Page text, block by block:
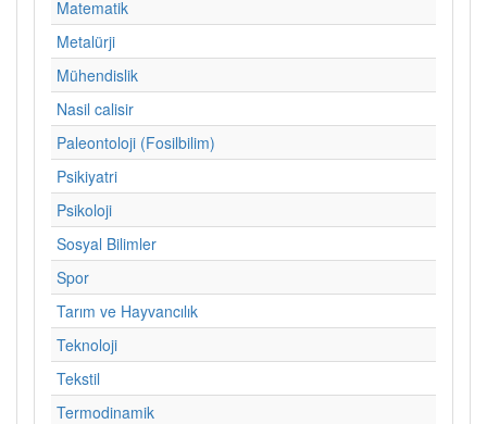
Matematik
Metalürji
Mühendislik
Nasil calisir
Paleontoloji (Fosilbilim)
Psikiyatri
Psikoloji
Sosyal Bilimler
Spor
Tarım ve Hayvancılık
Teknoloji
Tekstil
Termodinamik